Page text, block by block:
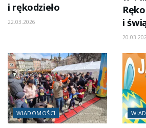
i rękodzieło
22.03.2026
i
WIADOMOŚCI